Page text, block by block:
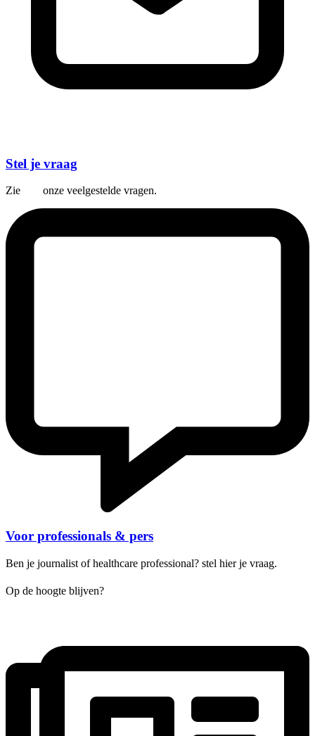
Stel je vraag
Zie onze veelgestelde vragen.
Voor professionals & pers
Ben je journalist of healthcare professional? stel hier je vraag.
Op de hoogte blijven?